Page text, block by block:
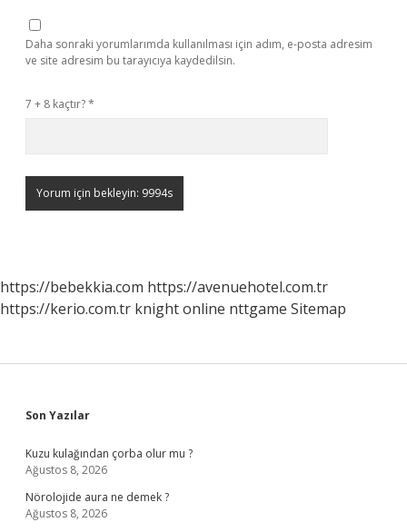
Daha sonraki yorumlarımda kullanılması için adım, e-posta adresim
ve site adresim bu tarayıcıya kaydedilsin.
7 + 8 kaçtır?*
https://bebekkia.com https://avenuehotel.com.tr
https://kerio.com.tr knight online nttgame Sitemap
Sidebar
Son Yazılar
Kuzu kulağından çorba olur mu ?
Ağustos 8, 2026
Nörolojide aura ne demek ?
Ağustos 8, 2026